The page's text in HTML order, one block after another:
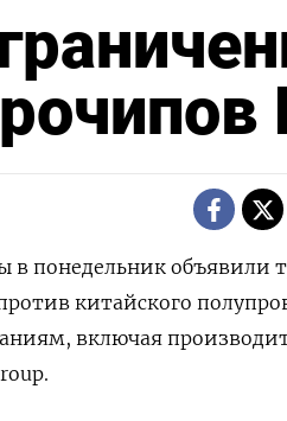
понедельник объявили
китайского
включая